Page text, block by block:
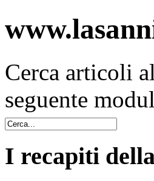
Cerca articoli
seguente
I recapiti